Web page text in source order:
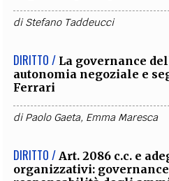
diStefano Taddeucci
DIRITTO / La governance
autonomia negoziale e
Ferrari
diPaolo Gaeta, Emma Maresca
DIRITTO / Art. 2086 c.c. e
organizzativi: